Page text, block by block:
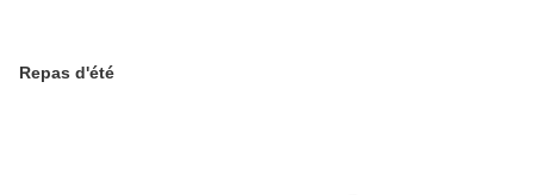
Repas d'été